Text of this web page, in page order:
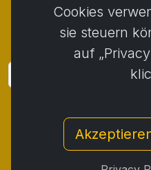
© Copyright
Rückgaberecht /
Cookies
sie steuern
auf